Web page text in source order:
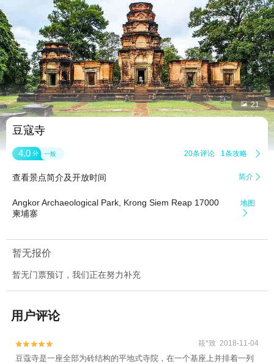
 21
豆寇寺
4.0 分 一般 20条评论 1条攻略 
查看景点简介及开放时间 简介 
Angkor Archaeological Park, Krong Siem Reap 17000
柬埔寨
地图

暂无报价
暂无门票预订，我们正在努力补充
用户评论

 筱*致 2018-11-04
豆蔻寺是一座全部为砖结构的平地式寺院，在一个基座上并排着一列